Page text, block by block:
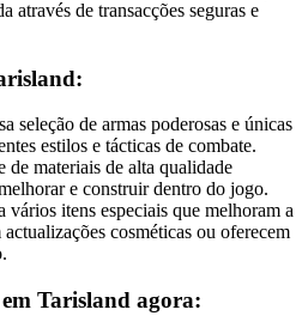
através de transacções seguras e
seleção de armas poderosas e únicas
estilos e tácticas de combate.
de materiais de alta qualidade
e construir dentro do jogo.
vários itens especiais que melhoram a
cosméticas ou oferecem
Tarisland agora: